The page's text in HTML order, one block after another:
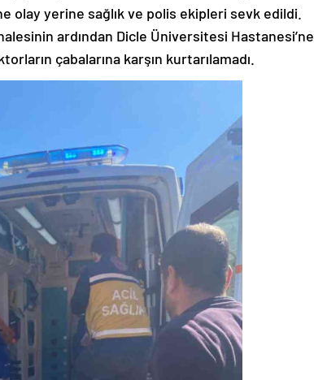
olay yerine sağlık ve polis ekipleri sevk edildi.
ardından Dicle Üniversitesi Hastanesi’ne
çabalarına karşın kurtarılamadı.